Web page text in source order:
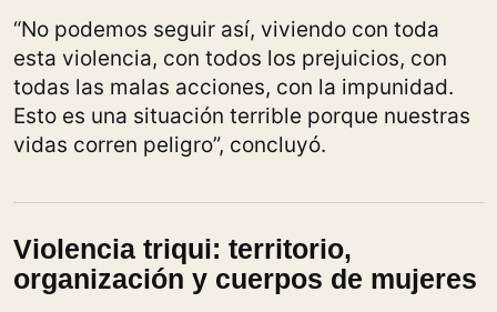
“No podemos seguir así, viviendo con toda
esta violencia, con todos los prejuicios, con
todas las malas acciones, con la impunidad.
Esto es una situación terrible porque nuestras
vidas corren peligro”, concluyó.
Violencia triqui: territorio,
organización y cuerpos de mujeres